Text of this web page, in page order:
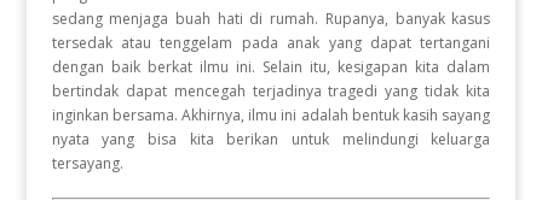
sedang menjaga buah hati di rumah. Rupanya, banyak kasus
tersedak atau tenggelam pada anak yang dapat tertangani
dengan baik berkat ilmu ini. Selain itu, kesigapan kita dalam
bertindak dapat mencegah terjadinya tragedi yang tidak kita
inginkan bersama.Akhirnya, ilmu ini adalah bentuk kasih sayang
nyata yang bisa kita berikan untuk melindungi keluarga
tersayang.